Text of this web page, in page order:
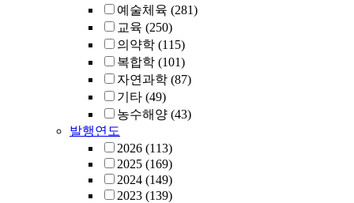
예술체육 (281)
교육 (250)
의약학 (115)
복합학 (101)
자연과학 (87)
기타 (49)
농수해양 (43)
발행연도
2026 (113)
2025 (169)
2024 (149)
2023 (139)